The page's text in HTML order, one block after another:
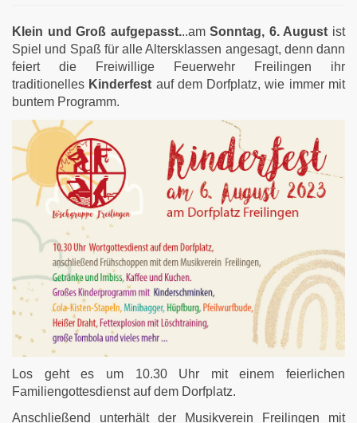
Klein und Groß aufgepasst...amSonntag, 6. August ist
Spiel und Spaß für alle Altersklassen angesagt, denn dann
feiert die Freiwillige Feuerwehr Freilingen ihr
traditionelles Kinderfest auf dem Dorfplatz, wie immer mit
buntem Programm.
Los geht es um 10.30 Uhr mit einem feierlichen
Familiengottesdienst auf dem Dorfplatz.
Anschließend unterhält der Musikverein Freilingen mit